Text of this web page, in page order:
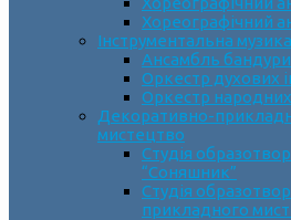
Хореографічний
Інструментальна музика
Ансамбль
Оркестр духових
Оркестр народних
Декоративно-
мистецтво
Cтудія
“Соняшник”
Студія
прикладного